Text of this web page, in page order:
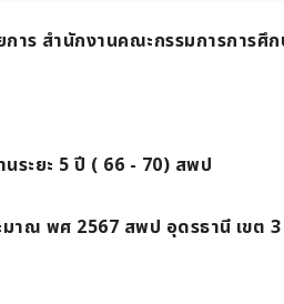
(Best Practice)" เพื่อนำเทคโนโลยีส
โรงเรียนบ้านโนนสมบูรณ์ นายจิรพงศ์ ชนะสะแบง ครู
โรงเรียนบ้านทุ่งใหญ่ นายดนัย อ้อมกอกุล ครูโรงเรียน
เกียรติจาก นางสาวพัชรียาพร ห้วยทรา
สำนักงานเขตพื้นที่การศึกษาประถมศึก
าร สำนักงานคณะกรรมการการศึ
ะยะ 5 ปี ( 66 - 70) สพป
าณ พศ 2567 สพป อุดรธานี เขต 3